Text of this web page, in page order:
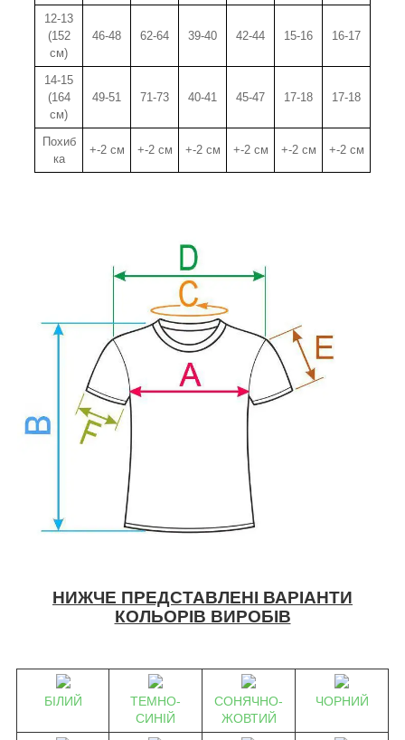
12-13
(152
см)
46-48 62-64 39-40 42-44 15-16 16-17
14-15
(164
см)
49-51 71-73 40-41 45-47 17-18 17-18
Похиб
ка
+-2 см +-2 см +-2 см +-2 см +-2 см +-2 см
НИЖЧЕ ПРЕДСТАВЛЕНІ ВАРІАНТИ
КОЛЬОРІВ ВИРОБІВ
БІЛИЙ
ТЕМНО-
СИНІЙ
СОНЯЧНО-
ЖОВТИЙ
ЧОРНИЙ